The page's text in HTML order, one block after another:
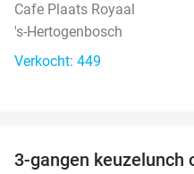
Cafe Plaats Royaal
's-Hertogenbosch
Verkocht: 449
3-gangen keuzelunch